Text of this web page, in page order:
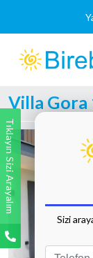
Villa Gora
Tıklayın Sizi Arayalım
Sizi